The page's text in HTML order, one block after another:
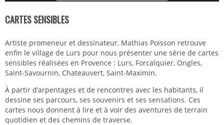
CARTES SENSIBLES
Artiste promeneur et dessinateur, Mathias Poisson retrouve
enfin le village de Lurs pour nous présenter une série de cartes
sensibles réalisées en Provence : Lurs, Forcalquier, Ongles,
Saint-Savournin, Chateauvert, Saint-Maximin.
À partir d’arpentages et de rencontres avec les habitants, il
dessine ses parcours, ses souvenirs et ses sensations. Ces
cartes nous donnent à lire et à voir des aventures de terrain
quotidien et des chemins de traverse.